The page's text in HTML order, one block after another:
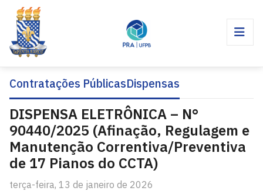
Contratações PúblicasDispensas
DISPENSA ELETRÔNICA – N°
90440/2025 (Afinação, Regulagem e
Manutenção Correntiva/Preventiva
de 17 Pianos do CCTA)
terça-feira, 13 de janeiro de 2026